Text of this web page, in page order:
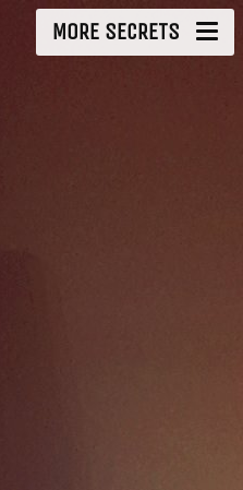
MORE SECRETS